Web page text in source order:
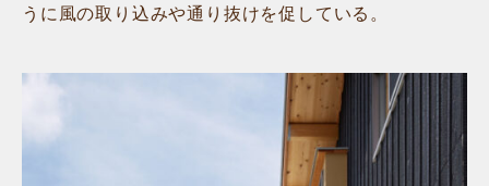
うに風の取り込みや通り抜けを促している。